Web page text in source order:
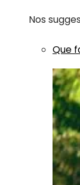
Nos
Que